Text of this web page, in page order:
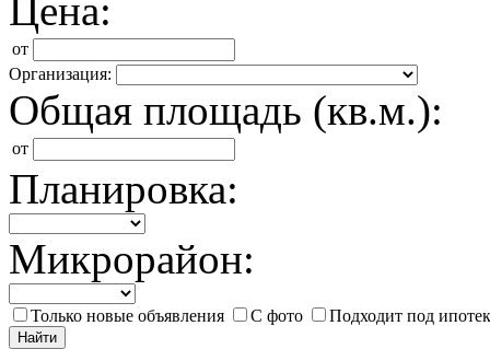
Цена:
от
Организация:
Общая площадь (кв.м.):
от
Планировка:
Микрорайон:
Только новые объявления С фото Подходит под
Найти